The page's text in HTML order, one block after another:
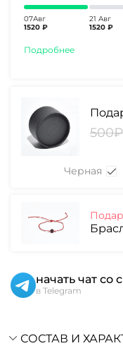
07Авг
1520 ₽
21 Авг
1520 ₽
Подробнее
500₽
Черная
начать чат со
в Telegram
СОСТАВ И